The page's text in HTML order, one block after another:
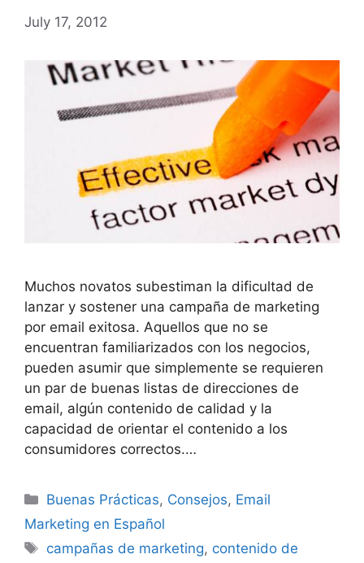
July 17, 2012
Muchos novatos subestiman la dificultad de
lanzar y sostener una campaña de marketing
por email exitosa. Aquellos que no se
encuentran familiarizados con los negocios,
pueden asumir que simplemente se requieren
un par de buenas listas de direcciones de
email, algún contenido de calidad y la
capacidad de orientar el contenido a los
consumidores correctos.…
Categories
Buenas Prácticas, Consejos, Email
Marketing en Español
Tags
campañas de marketing, contenido de